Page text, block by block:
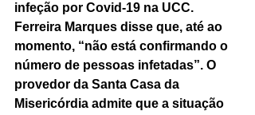
infeção por Covid-19 na UCC.
Ferreira Marques disse que, até ao
momento, “não está confirmando o
número de pessoas infetadas”. O
provedor da Santa Casa da
Misericórdia admite que a situação